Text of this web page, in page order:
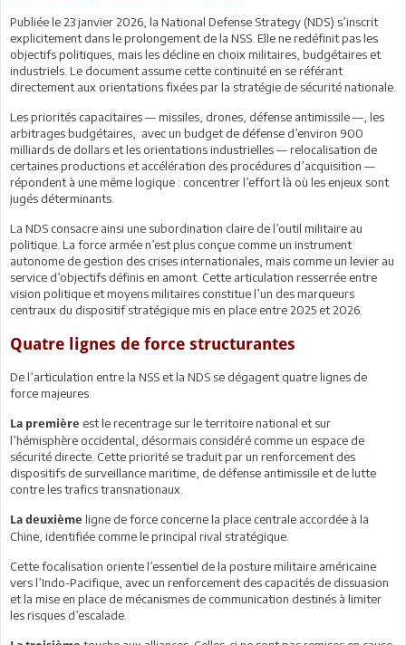
Publiée le 23 janvier 2026, la National Defense Strategy (NDS) s’inscrit
explicitement dans le prolongement de la NSS. Elle ne redéfinit pas les
objectifs politiques, mais les décline en choix militaires, budgétaires et
industriels. Le document assume cette continuité en se référant
directement aux orientations fixées par la stratégie de sécurité nationale.
Les priorités capacitaires — missiles, drones, défense antimissile —, les
arbitrages budgétaires, avec un budget de défense d’environ 900
milliards de dollars et les orientations industrielles — relocalisation de
certaines productions et accélération des procédures d’acquisition —
répondent à une même logique : concentrer l’effort là où les enjeux sont
jugés déterminants.
La NDS consacre ainsi une subordination claire de l’outil militaire au
politique. La force armée n’est plus conçue comme un instrument
autonome de gestion des crises internationales, mais comme un levier au
service d’objectifs définis en amont. Cette articulation resserrée entre
vision politique et moyens militaires constitue l’un des marqueurs
centraux du dispositif stratégique mis en place entre 2025 et 2026.
Quatre lignes de force structurantes
De l’articulation entre la NSS et la NDS se dégagent quatre lignes de
force majeures.
La première est le recentrage sur le territoire national et sur
l’hémisphère occidental, désormais considéré comme un espace de
sécurité directe. Cette priorité se traduit par un renforcement des
dispositifs de surveillance maritime, de défense antimissile et de lutte
contre les trafics transnationaux.
La deuxième ligne de force concerne la place centrale accordée à la
Chine, identifiée comme le principal rival stratégique.
Cette focalisation oriente l’essentiel de la posture militaire américaine
vers l’Indo-Pacifique, avec un renforcement des capacités de dissuasion
et la mise en place de mécanismes de communication destinés à limiter
les risques d’escalade.